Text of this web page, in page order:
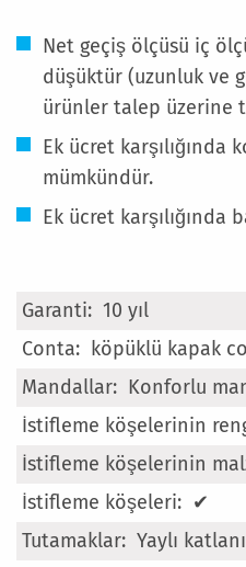
Net geçiş ölçüsü iç
düşüktür (uzunluk ve
ürünler talep üzerine
Ek ücret karşılığında
mümkündür.
Ek ücret karşılığında
Daha
10 yıl
köpüklü kapak
Konforlu
✔
Yaylı